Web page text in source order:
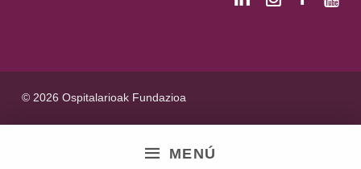
MENÚ
© 2026 Ospitalarioak Fundazioa